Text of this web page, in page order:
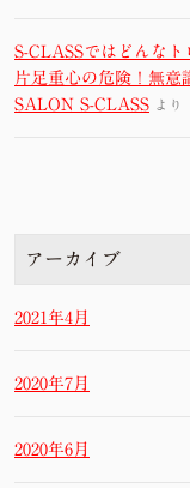
S-CLASSではどんなト
片足重心の危険！無
SALON S-CLASS より
アーカイブ
2021年4月
2020年7月
2020年6月